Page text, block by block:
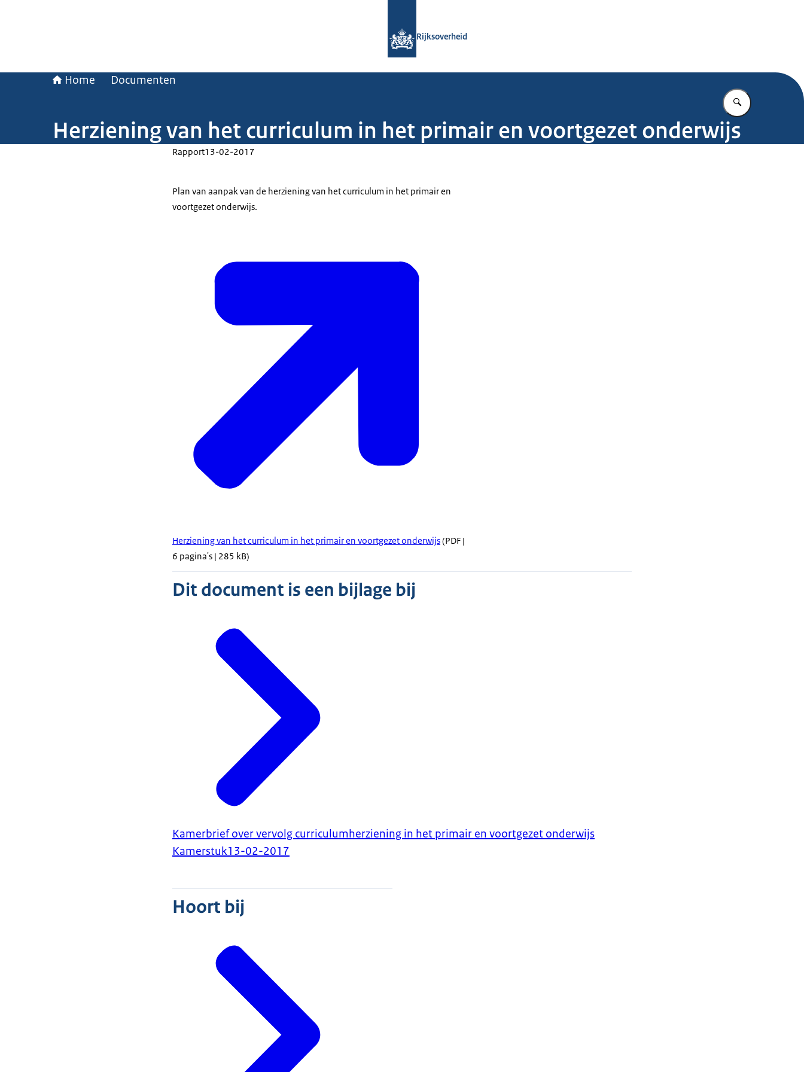
Rijksoverheid
Home Documenten
Vul in wat u
Herziening van het curriculum in het primair en voortgezet onderwijs
Rapport13-02-2017
Plan van aanpak van de herziening van het curriculum in het primair en
voortgezet onderwijs.
Herziening van het curriculum in het primair en voortgezet onderwijs(PDF |
6 pagina's | 285 kB)
Dit document is een bijlage bij
Kamerbrief over vervolg curriculumherziening in het primair en voortgezet onderwijs
Kamerstuk13-02-2017
Hoort bij